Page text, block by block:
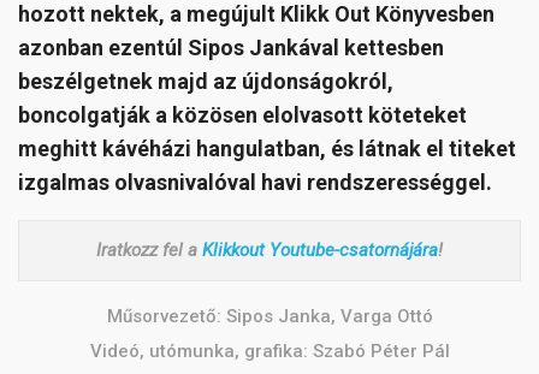
hozott nektek, a megújult Klikk Out Könyvesben
azonban ezentúl Sipos Jankával kettesben
beszélgetnek majd az újdonságokról,
boncolgatják a közösen elolvasott köteteket
meghitt kávéházi hangulatban, és látnak el titeket
izgalmas olvasnivalóval havi rendszerességgel.
Iratkozz fel a Klikkout Youtube-csatornájára!
Műsorvezető: Sipos Janka, Varga Ottó
Videó, utómunka, grafika: Szabó Péter Pál